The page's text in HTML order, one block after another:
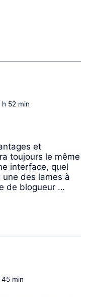
52 min
et
toujours le même
interface, quel
une des lames à
de blogueur …
45 min